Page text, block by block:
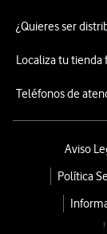
¿Quieres ser
Localiza tu tienda
Teléfonos de
Aviso
Política